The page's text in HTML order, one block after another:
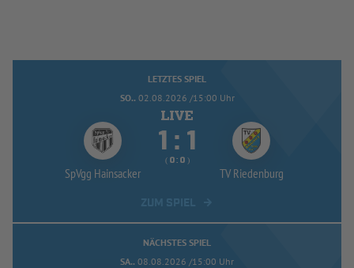
LETZTES SPIEL
SO.. 02.08.2026 /15:00 Uhr
SpVgg Hainsacker
 : 
( :  )
TV Riedenburg
NÄCHSTES SPIEL
SA.. 08.08.2026 /15:00 Uhr